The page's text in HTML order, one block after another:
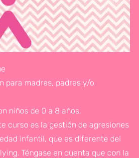
para madres, padres y/o
niños de 0 a 8 años.
curso es la gestión de agresiones
infantil, que es diferente del
Téngase en cuenta que con la